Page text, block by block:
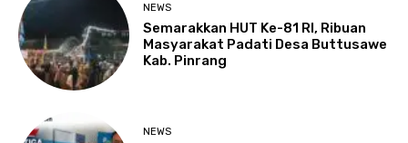
NEWS
Semarakkan HUT Ke-81 RI, Ribuan
Masyarakat Padati Desa Buttusawe
Kab. Pinrang
NEWS